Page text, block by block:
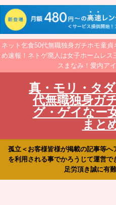
ネット乞食50代無職独身ガチホモ童
め速報！ネトゲ廃人は女子ホームレ
スまなみ！愛内ア
真・モリ・タ
代無職独身ガ
グ・ゲイなー
まと
孤立＜お客様皆様が掲載の記事等
を利用される事でかろうじて運営
足労頂き誠に有